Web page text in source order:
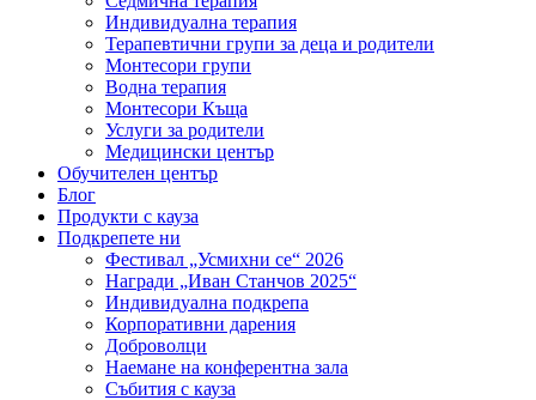
Индивидуална терапия
Терапевтични групи за деца и родители
Монтесори групи
Водна терапия
Монтесори Къща
Услуги за родители
Медицински център
Обучителен център
Блог
Продукти с кауза
Подкрепете ни
Фестивал „Усмихни се“ 2026
Награди „Иван Станчов 2025“
Индивидуална подкрепа
Корпоративни дарения
Доброволци
Наемане на конферентна зала
Събития с кауза